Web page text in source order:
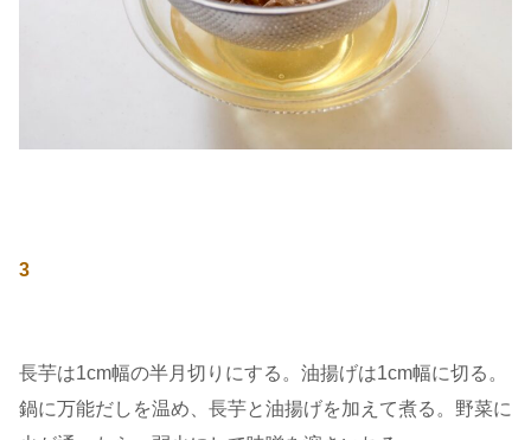
3
長芋は1cm幅の半月切りにする。油揚げは1cm幅に切る。
鍋に万能だしを温め、長芋と油揚げを加えて煮る。野菜に